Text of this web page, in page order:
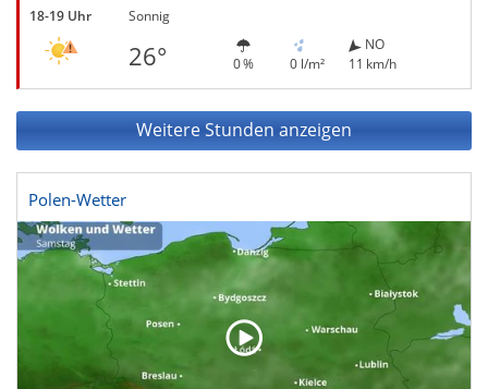
18-19 Uhr Sonnig
26° 0 % 0 l/m²
NO
11 km/h
Weitere Stunden anzeigen
Polen-Wetter